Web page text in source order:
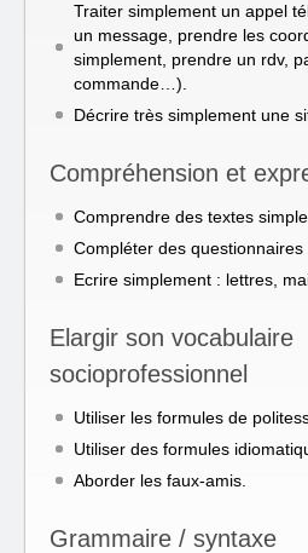
Traiter simplement un appel
un message, prendre les
simplement, prendre un rdv,
commande…).
Décrire très simplement une
Compréhension et
Comprendre des textes
Compléter des questionnaires
Ecrire simplement : lettres,
Elargir son vocabulaire
socioprofessionnel
Utiliser les formules de
Utiliser des formules
Aborder les faux-amis.
Grammaire / syntaxe